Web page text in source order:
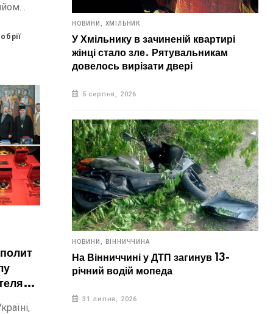
НОВИНИ, ХМІЛЬНИК
У Хмільнику в зачиненій квартирі
жінці стало зле. Рятувальникам
довелось вирізати двері
5 серпня, 2026
НОВИНИ, ВІННИЧЧИНА
На Вінниччині у ДТП загинув 13-
річний водій мопеда
31 липня, 2026